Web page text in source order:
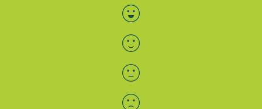
Bewertung auswählen